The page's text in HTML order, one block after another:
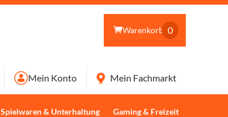
Warenkorb 0
Spielwaren & Unterhaltung Gaming & Freizeit
Mein Konto Mein Fachmarkt